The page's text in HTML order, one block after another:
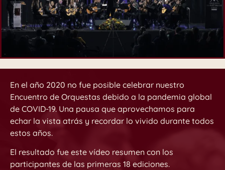
En el año 2020 no fue posible celebrar nuestro
Encuentro de Orquestas debido a la pandemia global
de COVID-19. Una pausa que aprovechamos para
echar la vista atrás y recordar lo vivido durante todos
estos años.
El resultado fue este vídeo resumen con los
participantes de las primeras 18 ediciones.